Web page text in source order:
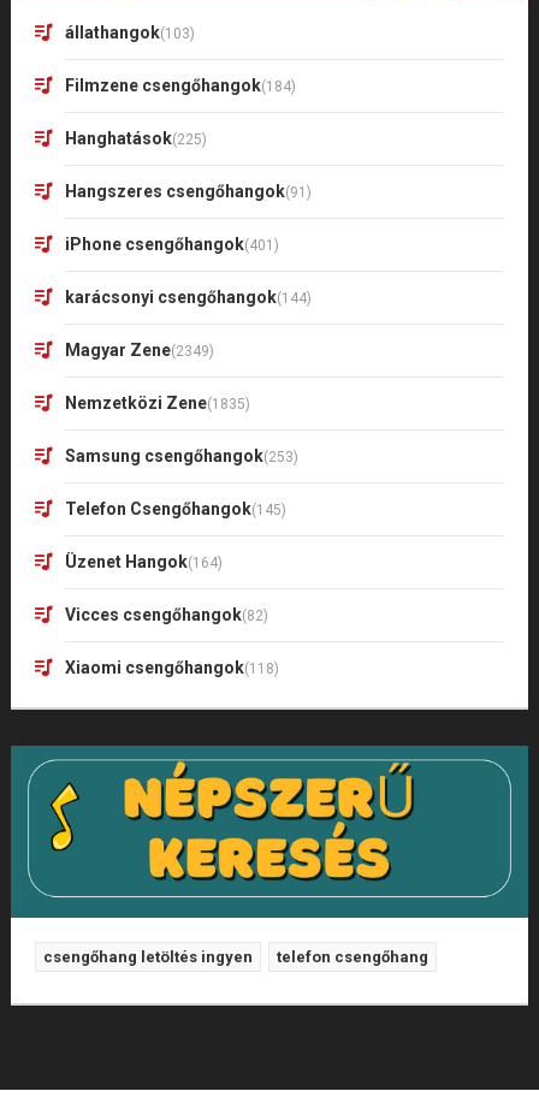
állathangok(103)
Filmzene csengőhangok(184)
Hanghatások(225)
Hangszeres csengőhangok(91)
iPhone csengőhangok(401)
karácsonyi csengőhangok(144)
Magyar Zene(2349)
Nemzetközi Zene(1835)
Samsung csengőhangok(253)
Telefon Csengőhangok(145)
Üzenet Hangok(164)
Vicces csengőhangok(82)
Xiaomi csengőhangok(118)
csengőhang letöltés ingyen telefon csengőhang